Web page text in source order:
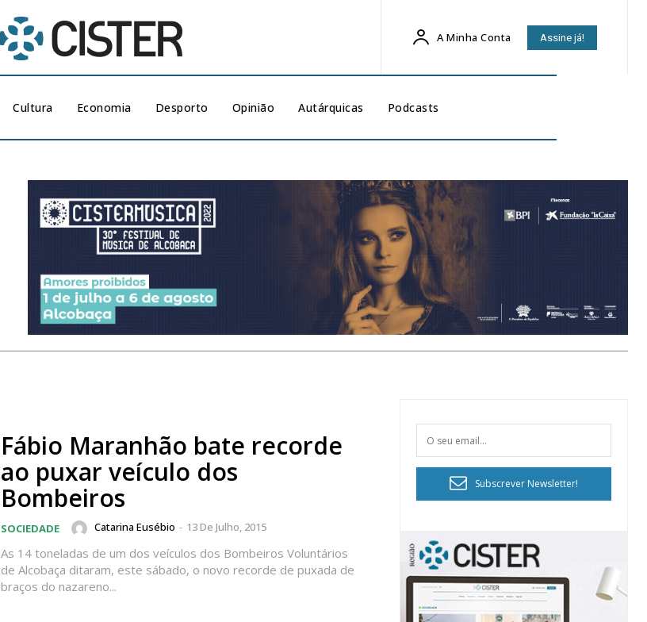
A Minha Conta Assine já!
Cultura Economia Desporto Opinião Autárquicas Podcasts
Fábio Maranhão bate recorde
ao puxar veículo dos
Bombeiros
SOCIEDADE Catarina Eusébio - 13 De Julho, 2015
As 14 toneladas de um dos veículos dos Bombeiros Voluntários
de Alcobaça ditaram, este sábado, o novo recorde de puxada de
braços do nazareno...
Subscrever Newsletter!